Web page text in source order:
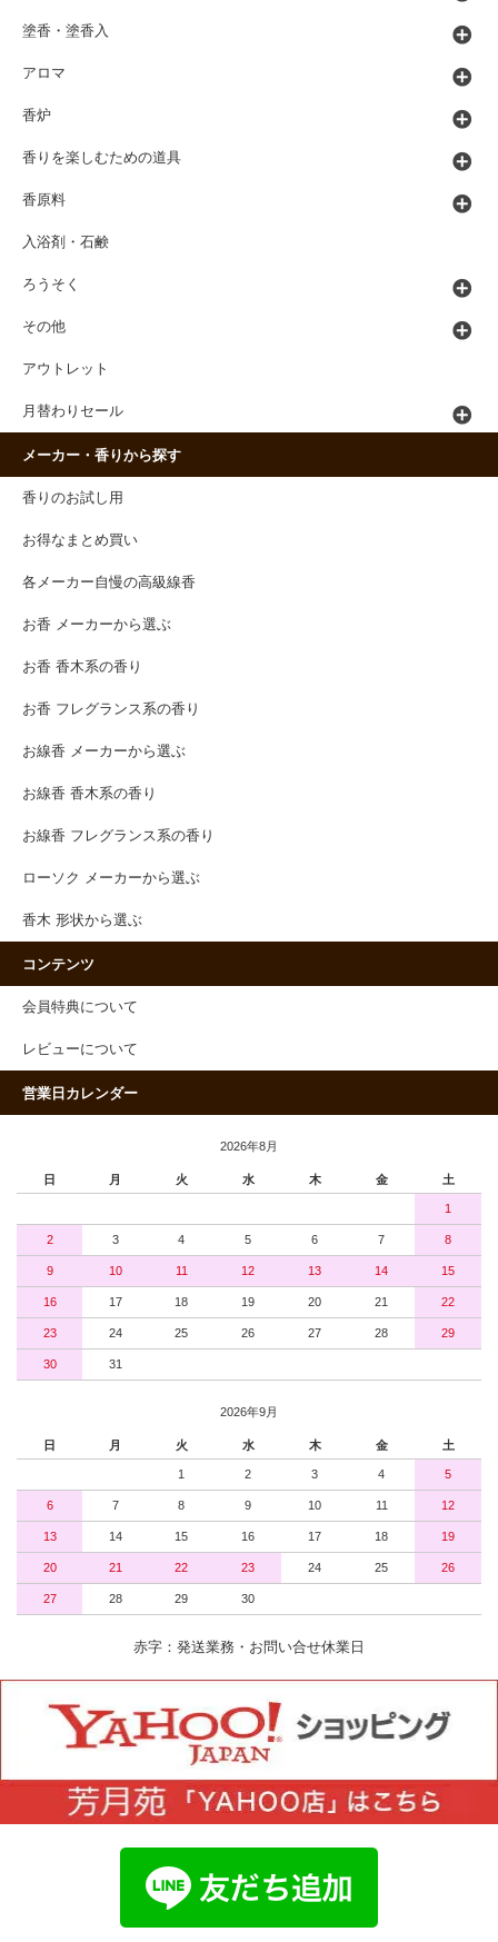
塗香・塗香入
アロマ
香炉
香りを楽しむための道具
香原料
入浴剤・石鹸
ろうそく
その他
アウトレット
月替わりセール
メーカー・香りから探す
香りのお試し用
お得なまとめ買い
各メーカー自慢の高級線香
お香 メーカーから選ぶ
お香 香木系の香り
お香 フレグランス系の香り
お線香 メーカーから選ぶ
お線香 香木系の香り
お線香 フレグランス系の香り
ローソク メーカーから選ぶ
香木 形状から選ぶ
コンテンツ
会員特典について
レビューについて
営業日カレンダー
2026年8月
日 月 火 水 木 金 土
1
2 3 4 5 6 7 8
9 10 11 12 13 14 15
16 17 18 19 20 21 22
23 24 25 26 27 28 29
30 31
2026年9月
日 月 火 水 木 金 土
1 2 3 4 5
6 7 8 9 10 11 12
13 14 15 16 17 18 19
20 21 22 23 24 25 26
27 28 29 30
赤字：発送業務・お問い合せ休業日